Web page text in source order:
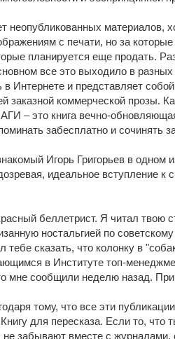
неопубликованных материалов,
с печати, но за
планируется еще продать.
все это выходило в разных
в Интернете и представляет
заказной коммерческой
– это книга вечно-
забесплатно и сочинять
Игорь Григорьев в одном
идеальное вступление
беллетрист. Я читал
ностальгией по
тебе сказать, что колонку в
в Институте топ-
мне сообщили неделю назад.
тому, что все эти
для пересказа. Если то, что
не забывают вместе с